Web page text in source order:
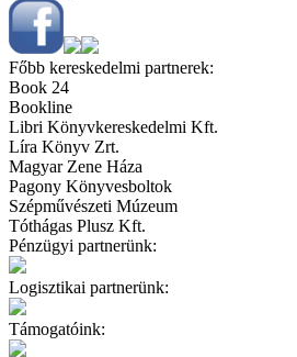
Főbb kereskedelmi partnerek:
Book 24
Bookline
Libri Könyvkereskedelmi Kft.
Líra Könyv Zrt.
Magyar Zene Háza
Pagony Könyvesboltok
Szépművészeti Múzeum
Tóthágas Plusz Kft.
Pénzügyi partnerünk:
Logisztikai partnerünk:
Támogatóink: